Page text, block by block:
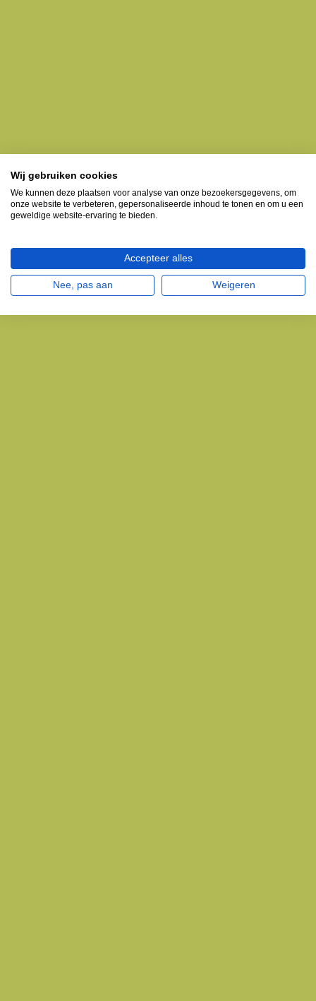
Wij gebruiken cookies
We kunnen deze plaatsen voor analyse van onze bezoekersgegevens, om
onze website te verbeteren, gepersonaliseerde inhoud te tonen en om u een
geweldige website-ervaring te bieden.
Accepteer alles
Nee, pas aan Weigeren